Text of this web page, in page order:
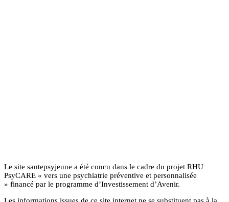
Le site santepsyjeune a été concu dans le cadre du projet RHU
PsyCARE « vers une psychiatrie préventive et personnalisée
» financé par le programme d’Investissement d’Avenir.